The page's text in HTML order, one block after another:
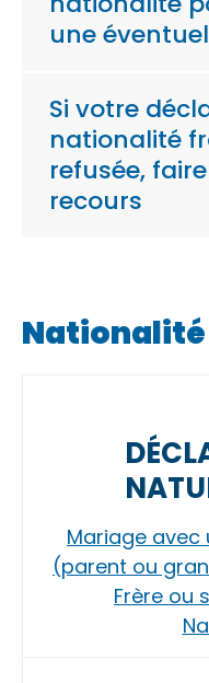
une
Si votre
nationalité
refusée,
recours
Mariage avec
(parent ou
Frère ou